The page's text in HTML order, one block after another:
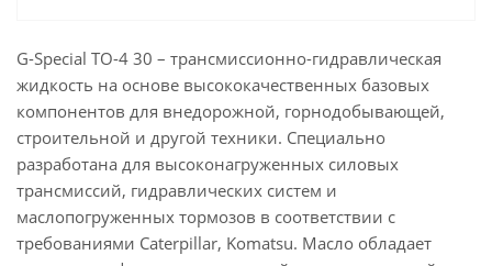
G-Special TO-4 30 – трансмиссионно-гидравлическая
жидкость на основе высококачественных базовых
компонентов для внедорожной, горнодобывающей,
строительной и другой техники. Специально
разработана для высоконагруженных силовых
трансмиссий, гидравлических систем и
маслопогруженных тормозов в соответствии с
требованиями Caterpillar, Komatsu. Масло обладает